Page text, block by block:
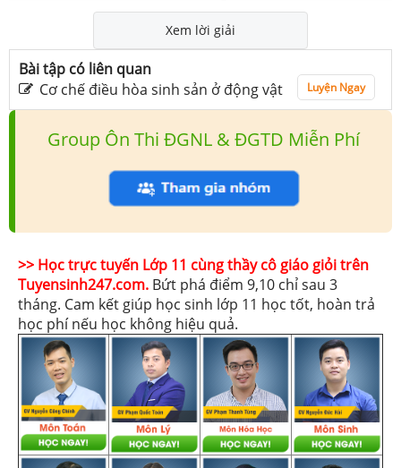
Xem lời giải
Bài tập có liên quan
Cơ chế điều hòa sinh sản ở động vật
Luyện Ngay
Group Ôn Thi ĐGNL & ĐGTD Miễn Phí
>> Học trực tuyến Lớp 11 cùng thầy cô giáo giỏi trên
Tuyensinh247.com. Bứt phá điểm 9,10 chỉ sau 3
tháng. Cam kết giúp học sinh lớp 11 học tốt, hoàn trả
học phí nếu học không hiệu quả.